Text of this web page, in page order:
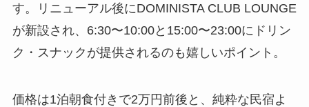
す。リニューアル後にDOMINISTA CLUB LOUNGE
が新設され、6:30〜10:00と15:00〜23:00にドリン
ク・スナックが提供されるのも嬉しいポイント。
価格は1泊朝食付きで2万円前後と、純粋な民宿よ